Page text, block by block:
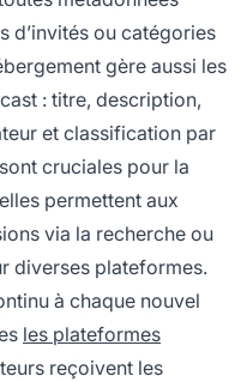
d’invités ou catégories
gère aussi les
: titre, description,
et classification par
cruciales pour la
permettent aux
via la recherche ou
diverses plateformes.
à chaque nouvel
les plateformes
reçoivent les